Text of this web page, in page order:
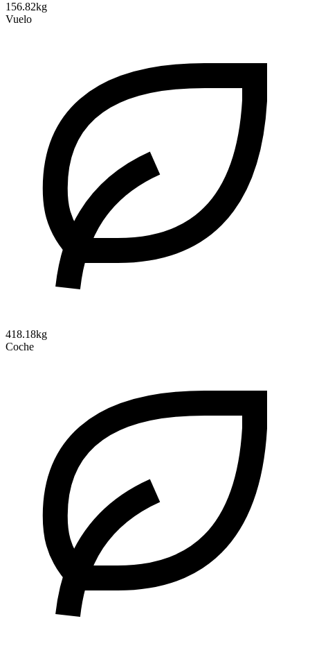
156.82kg
Vuelo
418.18kg
Coche